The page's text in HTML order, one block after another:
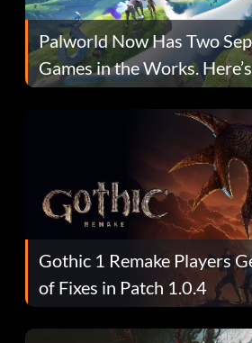
Palworld Now Has Two
Games in the Works.
Gothic 1 Remake Players
of Fixes in Patch 1.0.4